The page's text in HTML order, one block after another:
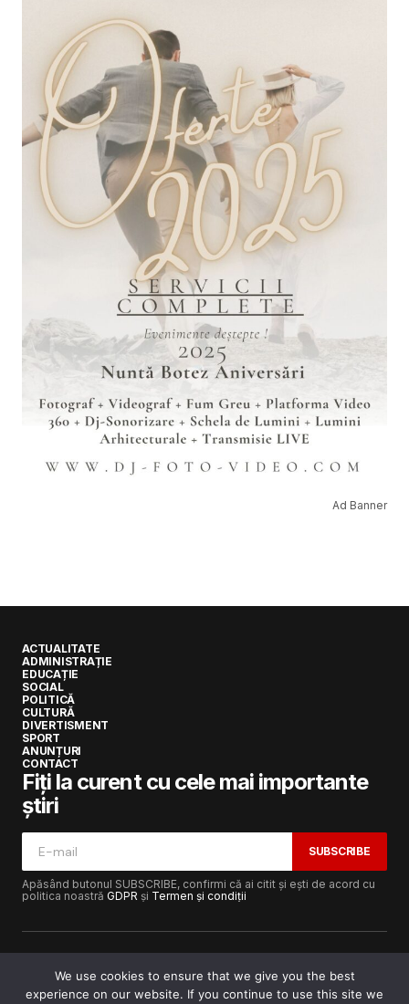
Ad Banner
ACTUALITATE
ADMINISTRAȚIE
EDUCAȚIE
SOCIAL
POLITICĂ
CULTURĂ
DIVERTISMENT
SPORT
ANUNȚURI
CONTACT
Fiți la curent cu cele mai importante
știri
SUBSCRIBE
Apăsând butonul SUBSCRIBE, confirmi că ai citit și ești de acord cu
politica noastră GDPR și Termen și condiții
Copyright © 2017-2025Lugojeanul.ro· Toate drepturile
We use cookies to ensure that we give you the best
experience on our website. If you continue to use this site we